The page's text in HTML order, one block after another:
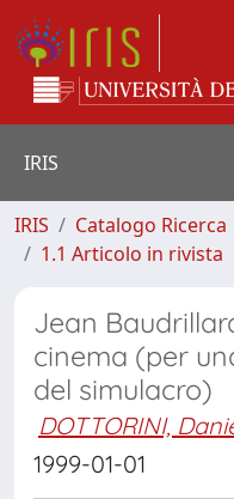
IRIS
IRIS Catalogo Ricerca
1.1 Articolo in rivista
Jean
cinema (per
del simulacro)
DOTTORINI,
1999-01-01